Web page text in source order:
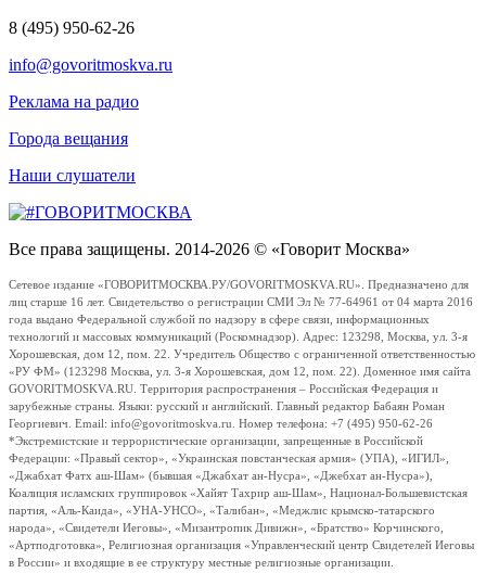
8 (495) 950-62-26
info@govoritmoskva.ru
Реклама на радио
Города вещания
Наши слушатели
Все права защищены. 2014-2026 © «Говорит Москва»
Сетевое издание «ГОВОРИТМОСКВА.РУ/GOVORITMOSKVA.RU». Предназначено для
лиц старше 16 лет. Свидетельство о регистрации СМИ Эл № 77-64961 от 04 марта 2016
года выдано Федеральной службой по надзору в сфере связи, информационных
технологий и массовых коммуникаций (Роскомнадзор). Адрес: 123298, Москва, ул. 3-я
Хорошевская, дом 12, пом. 22. Учредитель Общество с ограниченной ответственностью
«РУ ФМ» (123298 Москва, ул. 3-я Хорошевская, дом 12, пом. 22). Доменное имя сайта
GOVORITMOSKVA.RU. Территория распространения – Российская Федерация и
зарубежные страны. Языки: русский и английский. Главный редактор Бабаян Роман
Георгиевич. Email: info@govoritmoskva.ru. Номер телефона: +7 (495) 950-62-26
*Экстремистские и террористические организации, запрещенные в Российской
Федерации: «Правый сектор», «Украинская повстанческая армия» (УПА), «ИГИЛ»,
«Джабхат Фатх аш-Шам» (бывшая «Джабхат ан-Нусра», «Джебхат ан-Нусра»),
Коалиция исламских группировок «Хайят Тахрир аш-Шам», Национал-Большевистская
партия, «Аль-Каида», «УНА-УНСО», «Талибан», «Меджлис крымско-татарского
народа», «Свидетели Иеговы», «Мизантропик Дивижн», «Братство» Корчинского,
«Артподготовка», Религиозная организация «Управленческий центр Свидетелей Иеговы
в России» и входящие в ее структуру местные религиозные организации.